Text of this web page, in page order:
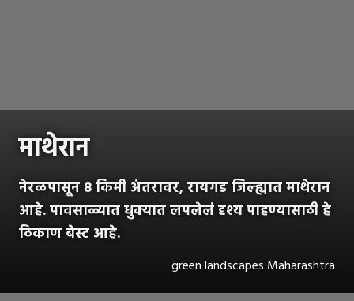
माथेरान
नेरळपासून 8 किमी अंतरावर, रायगड जिल्ह्यात माथेरान
आहे. पावसाळ्यात धुक्यात लपलेलं दृश्य पाहण्यासाठी हे
ठिकाण बेस्ट आहे.
green landscapes Maharashtra